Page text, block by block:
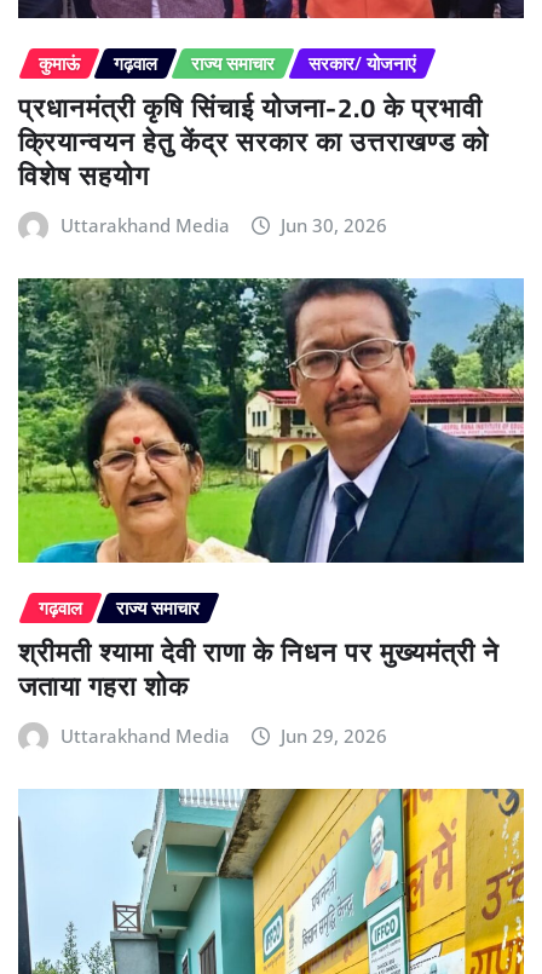
कुमाऊं गढ़वाल राज्य समाचार सरकार/ योजनाएं
प्रधानमंत्री कृषि सिंचाई योजना-2.0 के प्रभावी
क्रियान्वयन हेतु केंद्र सरकार का उत्तराखण्ड को
विशेष सहयोग
Uttarakhand Media Jun 30, 2026
गढ़वाल राज्य समाचार
श्रीमती श्यामा देवी राणा के निधन पर मुख्यमंत्री ने
जताया गहरा शोक
Uttarakhand Media Jun 29, 2026